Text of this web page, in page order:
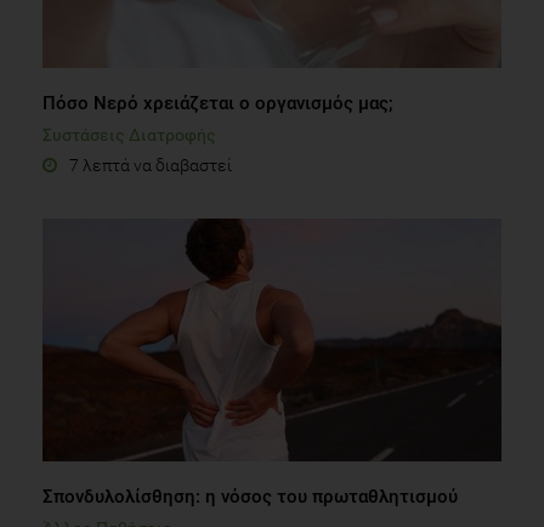
Πόσο Νερό χρειάζεται ο οργανισμός μας;
Συστάσεις Διατροφής
7 λεπτά να διαβαστεί
Σπονδυλολίσθηση: η νόσος του πρωταθλητισμού